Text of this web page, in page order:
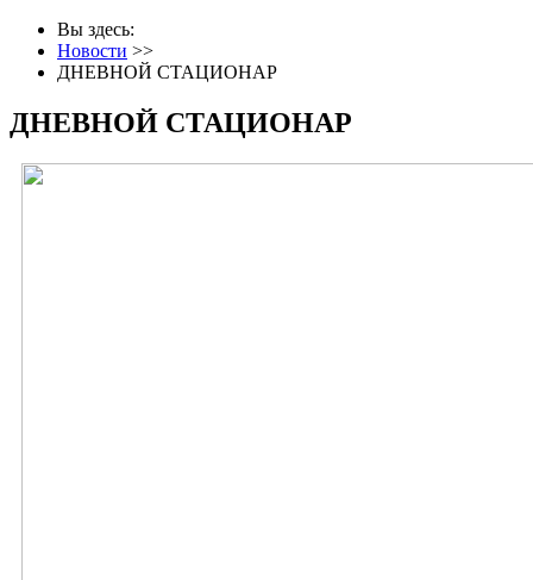
Вы здесь:
Новости >>
ДНЕВНОЙ СТАЦИОНАР
ДНЕВНОЙ СТАЦИОНАР